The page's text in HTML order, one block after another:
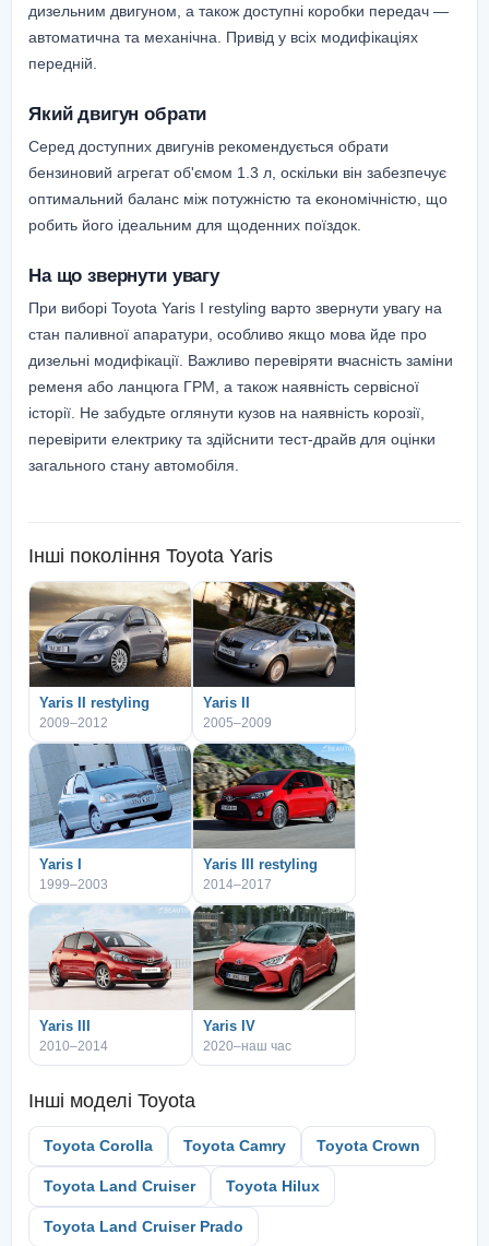
дизельним двигуном, а також доступні коробки передач —
автоматична та механічна. Привід у всіх модифікаціях
передній.
Який двигун обрати
Серед доступних двигунів рекомендується обрати
бензиновий агрегат об'ємом 1.3 л, оскільки він забезпечує
оптимальний баланс між потужністю та економічністю, що
робить його ідеальним для щоденних поїздок.
На що звернути увагу
При виборі Toyota Yaris I restyling варто звернути увагу на
стан паливної апаратури, особливо якщо мова йде про
дизельні модифікації. Важливо перевіряти вчасність заміни
ременя або ланцюга ГРМ, а також наявність сервісної
історії. Не забудьте оглянути кузов на наявність корозії,
перевірити електрику та здійснити тест-драйв для оцінки
загального стану автомобіля.
Інші покоління Toyota Yaris
Yaris II restyling
2009–2012
Yaris II
2005–2009
Yaris I
1999–2003
Yaris III restyling
2014–2017
Yaris III
2010–2014
Yaris IV
2020–наш час
Інші моделі Toyota
Toyota Corolla Toyota Camry Toyota Crown
Toyota Land Cruiser Toyota Hilux
Toyota Land Cruiser Prado